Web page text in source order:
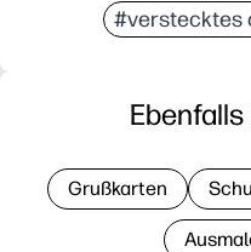
#verstecktes
Grußkarten